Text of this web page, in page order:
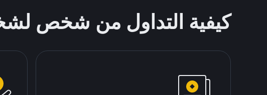
كيفية التداول من شخص